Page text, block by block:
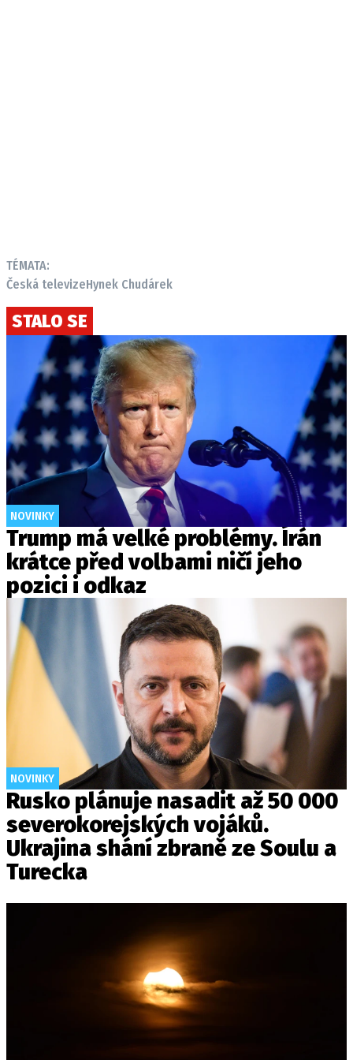
TÉMATA:
Česká televizeHynek Chudárek
STALO SE
NOVINKY
Trump má velké problémy. Írán
krátce před volbami ničí jeho
pozici i odkaz
NOVINKY
Rusko plánuje nasadit až 50 000
severokorejských vojáků.
Ukrajina shání zbraně ze Soulu a
Turecka